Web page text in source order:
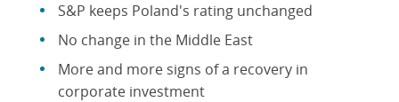
S&P keeps Poland's rating unchanged
No change in the Middle East
More and more signs of a recovery in
corporate investment